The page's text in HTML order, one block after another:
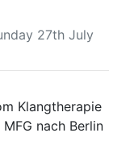
27th July
Klangtherapie
nach Berlin